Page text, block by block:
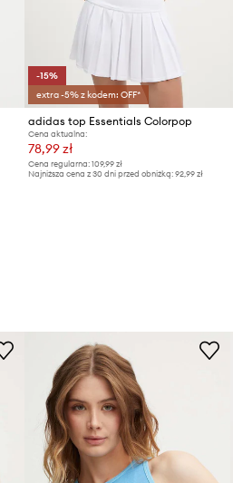
-15%
extra -5% z kodem: OFF*
adidas top Essentials Colorpop
Cena aktualna:
78,99 zł
Cena regularna:109,99 zł
Najniższa cena z 30 dni przed obniżką:92,99 zł